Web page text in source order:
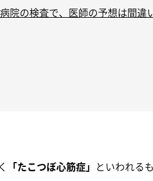
院の検査で、医師の予想は間違
「たこつぼ心筋症」 といわれる